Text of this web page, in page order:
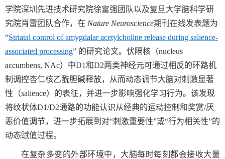
学院深圳先进技术研究院徐富强团队以及复旦大学脑科学研
究院肖雷团队合作，在 Nature Neuroscience期刊在线发表题为
“Striatal control of amygdalar acetylcholine release during salience-
associated processing” 的研究论文。伏隔核（nucleus
accumbens, NAc）中D1和D2两类神经元可通过相反的环路机
制调控杏仁核乙酰胆碱释放，从而动态调节大脑对刺激显著
性（salience）的表征，并进一步影响强化学习行为。该发现
将纹状体D1/D2通路的功能认识从经典的运动控制和奖赏/厌
恶价值调节，进一步拓展到对“刺激重要性”或“行为相关性”的
动态赋值过程。
在复杂多变的外部环境中，大脑每时每刻都会接收大量